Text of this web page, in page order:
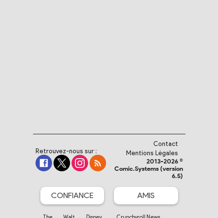
Retrouvez-nous sur :
Contact
Mentions Légales
2013-2026 ©
Comic.Systems (version
6.5)
CONFIANCE AMIS